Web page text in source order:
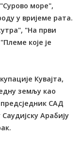
море",
у вријеме рата.
"На први
које је
Кувајта,
земљу као
предсједник САД
Арабију